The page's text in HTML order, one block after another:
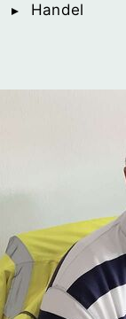
Handel